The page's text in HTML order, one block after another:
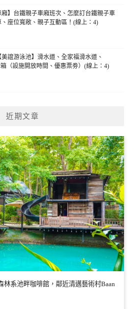
廂】台鐵親子車廂班次、怎麼訂台鐵親子車
座位寬敞、親子互動區！(線上：4)
誼游泳池】滑水道、全家福滑水道、
（設施開放時間、優惠票劵）(線上：4)
近期文章
林系池畔咖啡館，鄰近清邁藝術村Baan